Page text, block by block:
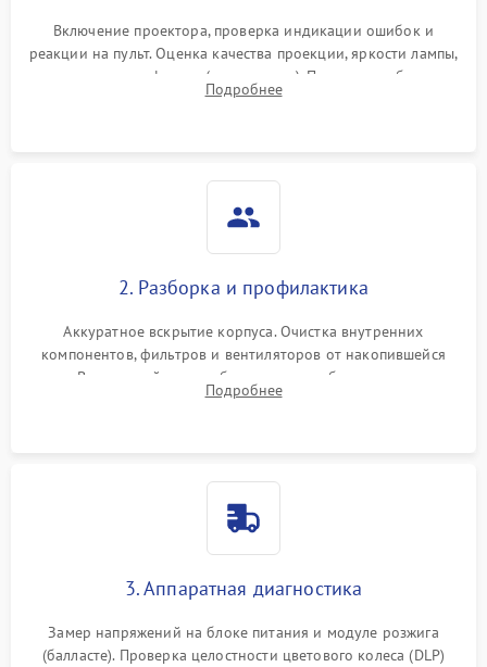
Включение проектора, проверка индикации ошибок и
реакции на пульт. Оценка качества проекции, яркости лампы,
наличия артефактов (точки, пятна). Проверка работы
системы охлаждения по уровню шума вентиляторов.
Подробнее
2. Разборка и профилактика
Аккуратное вскрытие корпуса. Очистка внутренних
компонентов, фильтров и вентиляторов от накопившейся
пыли. Визуальный осмотр блока питания, балласта лампы и
материнской платы на наличие прогаров или вздутых
Подробнее
3. Аппаратная диагностика
Замер напряжений на блоке питания и модуле розжига
(балласте). Проверка целостности цветового колеса (DLP)